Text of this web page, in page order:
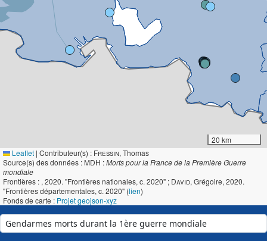
20 km
Leaflet | Contributeur(s) : Fressin, Thomas
Source(s) des données : MDH :Morts pour la France de la Première Guerre
mondiale
Frontières : , 2020. "Frontières nationales, c. 2020" ; David, Grégoire, 2020.
"Frontières départementales, c. 2020" (lien)
Fonds de carte : Projet geojson-xyz